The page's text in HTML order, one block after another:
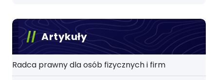
Artykuły
Radca prawny dla osób fizycznych i firm